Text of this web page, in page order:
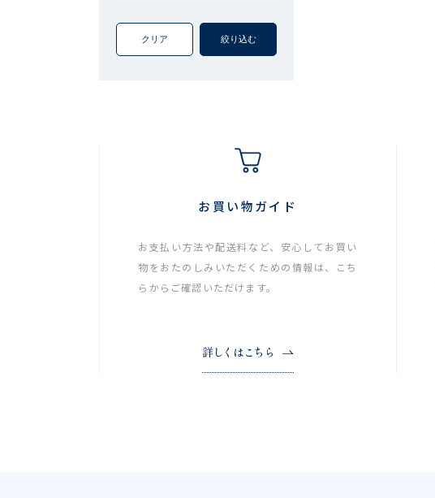
クリア 絞り込む
お買い物ガイド
お支払い方法や配送料など、安心してお買い
物をおたのしみいただくための情報は、こち
らからご確認いただけます。
詳しくはこちら